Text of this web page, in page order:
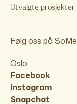
Utvalgte prosjekter
Følg oss på SoMe
Oslo
Facebook
Instagram
Snapchat